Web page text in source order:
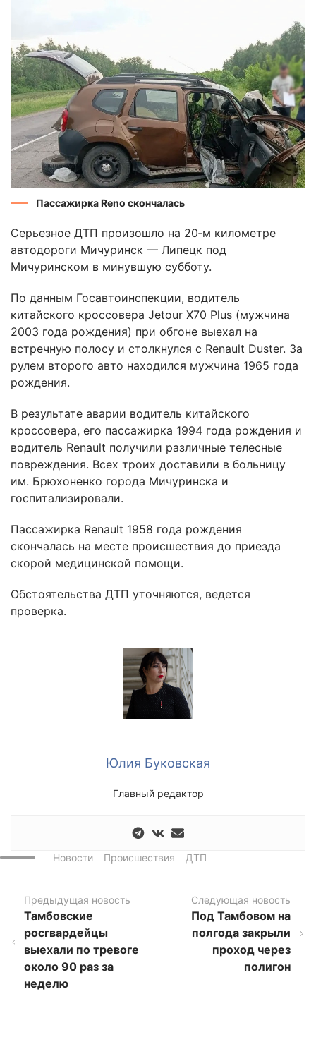
Пассажирка Reno скончалась
Серьезное ДТП произошло на 20‑м километре
автодороги Мичуринск — Липецк под
Мичуринском в минувшую субботу.
По данным Госавтоинспекции, водитель
китайского кроссовера Jetour X70 Plus (мужчина
2003 года рождения) при обгоне выехал на
встречную полосу и столкнулся с Renault Duster. За
рулем второго авто находился мужчина 1965 года
рождения.
В результате аварии водитель китайского
кроссовера, его пассажирка 1994 года рождения и
водитель Renault получили различные телесные
повреждения. Всех троих доставили в больницу
им. Брюхоненко города Мичуринска и
госпитализировали.
Пассажирка Renault 1958 года рождения
скончалась на месте происшествия до приезда
скорой медицинской помощи.
Обстоятельства ДТП уточняются, ведется
проверка.
Юлия Буковская
Главный редактор
Новости Происшествия ДТП
Предыдущая новость
Тамбовские
росгвардейцы
выехали по тревоге
около 90 раз за
неделю
Следующая новость
Под Тамбовом на
полгода закрыли
проход через
полигон